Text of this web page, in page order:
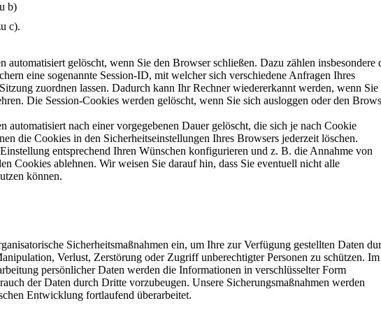
b)
c).
automatisiert gelöscht, wenn Sie den Browser schließen. Dazu zählen insbesondere
eine sogenannte Session-ID, mit welcher sich verschiedene Anfragen Ihres
zuordnen lassen. Dadurch kann Ihr Rechner wiedererkannt werden, wenn Sie
Die Session-Cookies werden gelöscht, wenn Sie sich ausloggen oder den
automatisiert nach einer vorgegebenen Dauer gelöscht, die sich je nach Cookie
die Cookies in den Sicherheitseinstellungen Ihres Browsers jederzeit löschen.
entsprechend Ihren Wünschen konfigurieren und z. B. die Annahme von
Cookies ablehnen. Wir weisen Sie darauf hin, dass Sie eventuell nicht alle
können.
Sicherheitsmaßnahmen ein, um Ihre zur Verfügung gestellten Daten
Verlust, Zerstörung oder Zugriff unberechtigter Personen zu schützen. Im
persönlicher Daten werden die Informationen in verschlüsselter Form
der Daten durch Dritte vorzubeugen. Unsere Sicherungsmaßnahmen werden
Entwicklung fortlaufend überarbeitet.